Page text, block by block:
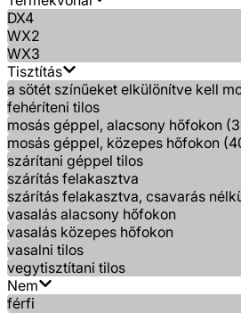
DX4
WX2
WX3
Tisztítás
a sötét színűeket elkülönítve kell
fehéríteni tilos
mosás géppel, alacsony hőfokon
mosás géppel, közepes hőfokon
szárítani géppel tilos
szárítás felakasztva
szárítás felakasztva, csavarás
vasalás alacsony hőfokon
vasalás közepes hőfokon
vasalni tilos
vegytisztítani tilos
Nem
férfi